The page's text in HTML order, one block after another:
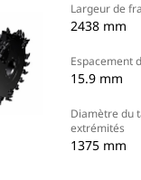
Largeur de
2438 mm
Espacement
15.9 mm
Diamètre du
extrémités
1375 mm